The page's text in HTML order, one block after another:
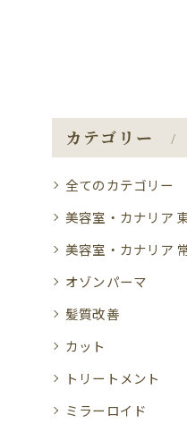
カテゴリー
全てのカテゴリー
美容室・カナリア
美容室・カナリア
オゾンパーマ
髪質改善
カット
トリートメント
ミラーロイド